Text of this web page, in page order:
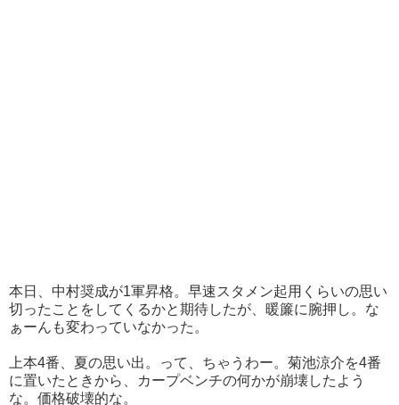
本日、中村奨成が1軍昇格。早速スタメン起用くらいの思い
切ったことをしてくるかと期待したが、暖簾に腕押し。な
ぁーんも変わっていなかった。
上本4番、夏の思い出。って、ちゃうわー。菊池涼介を4番
に置いたときから、カープベンチの何かが崩壊したよう
な。価格破壊的な。